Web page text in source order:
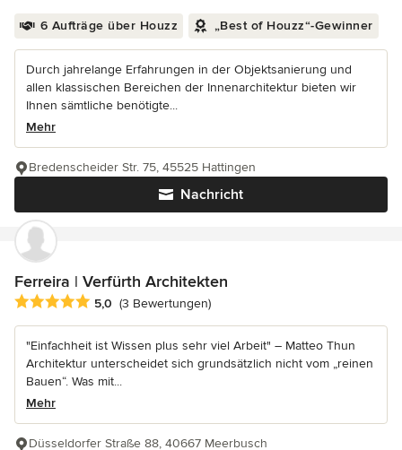
6 Aufträge über Houzz „Best of Houzz“-Gewinner
Durch jahrelange Erfahrungen in der Objektsanierung und
allen klassischen Bereichen der Innenarchitektur bieten wir
Ihnen sämtliche benötigte...
Mehr
Nachricht
Bredenscheider Str. 75, 45525 Hattingen
Ferreira | Verfürth Architekten
Durchschnittliche Bewertung: 5 von 5 Sternen
5,0 (3 Bewertungen)
"Einfachheit ist Wissen plus sehr viel Arbeit" – Matteo Thun
Architektur unterscheidet sich grundsätzlich nicht vom „reinen
Bauen“. Was mit...
Mehr
Düsseldorfer Straße 88, 40667 Meerbusch